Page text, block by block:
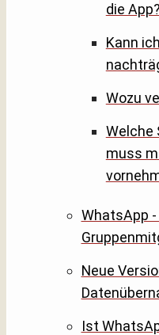
die App?
Kann
Wozu
Welche
muss
WhatsApp
Neue
Ist